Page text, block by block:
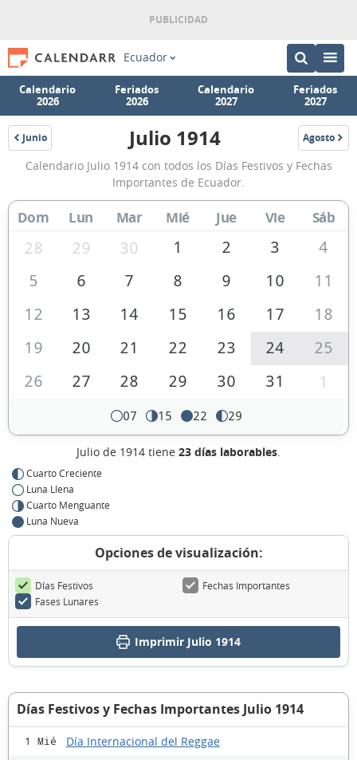
Ecuador
Calendario
2026
Feriados
2026
Calendario
2027
Feriados
2027
Junio
1914
Calendario
Julio
1914
de
Ecuador
Julio 1914 Agosto
1914
Calendario Julio 1914 con todos los Días Festivos y Fechas
Importantes de Ecuador.
Dom Lun Mar Mié Jue Vie Sáb
28 29 30 1 2 3
4
5
6 7 8 9 10
11
12
13 14 15 16 17
18
19
20 21 22 23 24
25
26
27 28 29 30 31 1
07 15 22 29
Julio de 1914 tiene 23 días laborables.
Cuarto Creciente
Luna Llena
Cuarto Menguante
Luna Nueva
Opciones de visualización:
Días Festivos
Fechas Importantes
Fases Lunares
Imprimir Julio 1914
Días Festivos y Fechas Importantes Julio 1914
1 Mié Día Internacional del Reggae